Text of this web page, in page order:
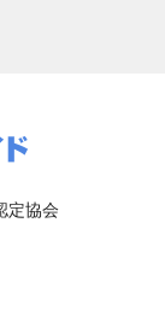
定協会